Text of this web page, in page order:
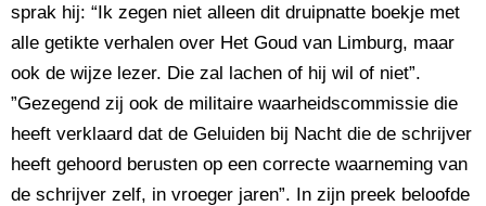
sprak hij: “Ik zegen niet alleen dit druipnatte boekje met
alle getikte verhalen over Het Goud van Limburg, maar
ook de wijze lezer. Die zal lachen of hij wil of niet”.
”Gezegend zij ook de militaire waarheidscommissie die
heeft verklaard dat de Geluiden bij Nacht die de schrijver
heeft gehoord berusten op een correcte waarneming van
de schrijver zelf, in vroeger jaren”. In zijn preek beloofde